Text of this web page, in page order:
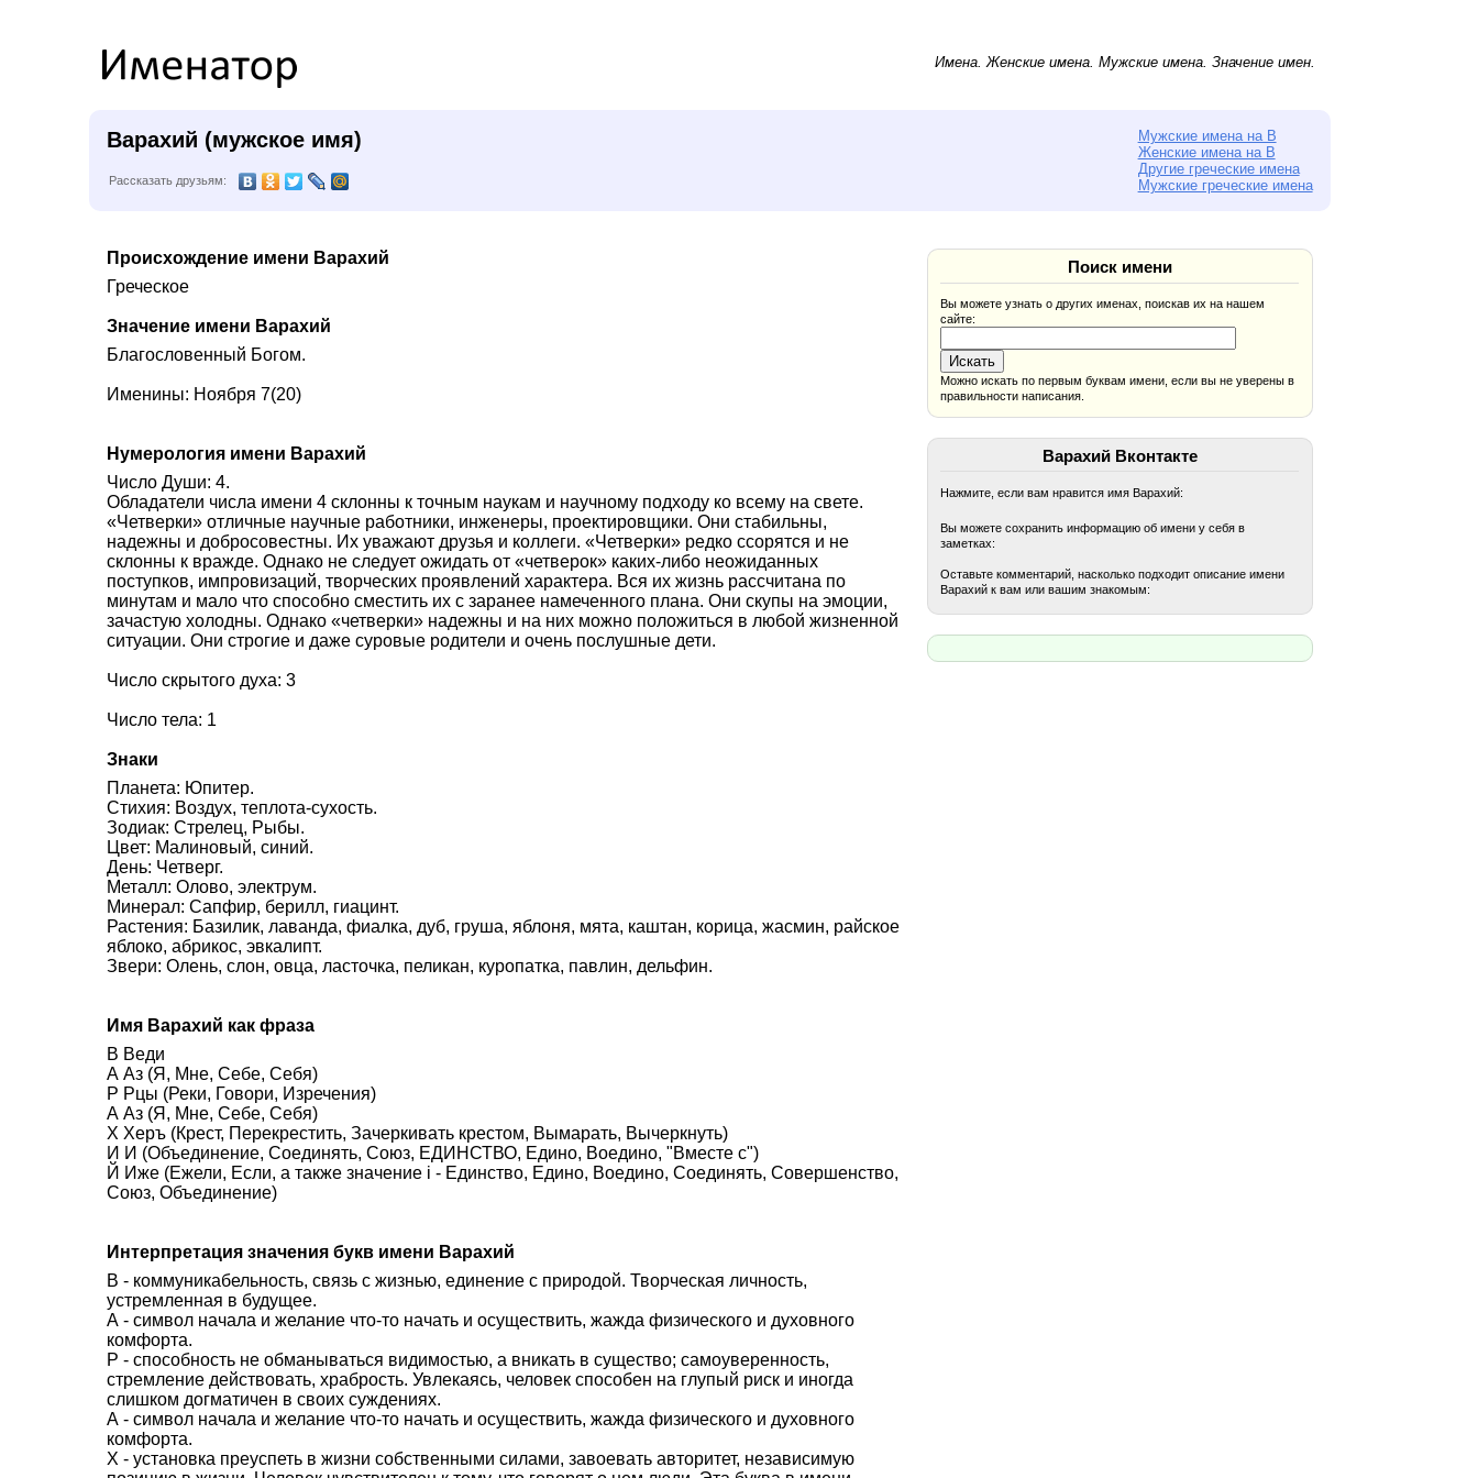
Имена.Женские имена.Мужские имена. Значение имен.
Варахий (мужское имя)
Мужские имена на В
Женские имена на В
Другие греческие имена
Мужские греческие имена
Рассказать друзьям:
Происхождение имени Варахий
Греческое
Значение имени Варахий
Благословенный Богом.
Именины: Ноября 7(20)
Нумерология имени Варахий
Число Души: 4.
Обладатели числа имени 4 склонны к точным наукам и научному подходу ко всему на свете.
«Четверки» отличные научные работники, инженеры, проектировщики. Они стабильны,
надежны и добросовестны. Их уважают друзья и коллеги. «Четверки» редко ссорятся и не
склонны к вражде. Однако не следует ожидать от «четверок» каких-либо неожиданных
поступков, импровизаций, творческих проявлений характера. Вся их жизнь рассчитана по
минутам и мало что способно сместить их с заранее намеченного плана. Они скупы на эмоции,
зачастую холодны. Однако «четверки» надежны и на них можно положиться в любой жизненной
ситуации. Они строгие и даже суровые родители и очень послушные дети.
Число скрытого духа: 3
Число тела: 1
Знаки
Планета: Юпитер.
Стихия: Воздух, теплота-сухость.
Зодиак: Стрелец, Рыбы.
Цвет: Малиновый, синий.
День: Четверг.
Металл: Олово, электрум.
Минерал: Сапфир, берилл, гиацинт.
Растения: Базилик, лаванда, фиалка, дуб, груша, яблоня, мята, каштан, корица, жасмин, райское
яблоко, абрикос, эвкалипт.
Звери: Олень, слон, овца, ласточка, пеликан, куропатка, павлин, дельфин.
Имя Варахий как фраза
В Веди
А Аз (Я, Мне, Себе, Себя)
Р Рцы (Реки, Говори, Изречения)
А Аз (Я, Мне, Себе, Себя)
Х Херъ (Крест, Перекрестить, Зачеркивать крестом, Вымарать, Вычеркнуть)
И И (Объединение, Соединять, Союз, ЕДИНСТВО, Едино, Воедино, "Вместе с")
Й Иже (Ежели, Если, а также значение i - Единство, Едино, Воедино, Соединять, Совершенство,
Союз, Объединение)
Интерпретация значения букв имени Варахий
В - коммуникабельность, связь с жизнью, единение с природой. Творческая личность,
устремленная в будущее.
А - символ начала и желание что-то начать и осуществить, жажда физического и духовного
комфорта.
Р - способность не обманываться видимостью, а вникать в существо; самоуверенность,
стремление действовать, храбрость. Увлекаясь, человек способен на глупый риск и иногда
слишком догматичен в своих суждениях.
А - символ начала и желание что-то начать и осуществить, жажда физического и духовного
комфорта.
Х - установка преуспеть в жизни собственными силами, завоевать авторитет, независимую
Поиск имени
Вы можете узнать о других именах, поискав их на нашем
сайте:
Можно искать по первым буквам имени, если вы не уверены в
правильности написания.
Варахий Вконтакте
Нажмите, если вам нравится имя Варахий:
Вы можете сохранить информацию об имени у себя в
заметках:
Оставьте комментарий, насколько подходит описание имени
Варахий к вам или вашим знакомым: